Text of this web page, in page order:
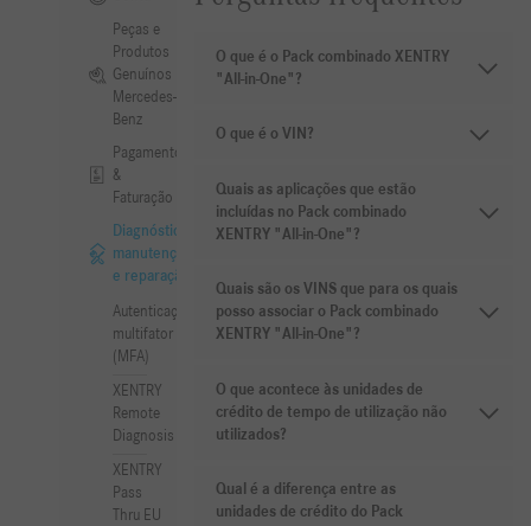
Peças e
Produtos
Genuínos
Mercedes-
Benz
Pagamento
&
Faturação
Diagnóstico,
manutenção
e reparação
Autenticação
multifator
(MFA)
XENTRY
Remote
Diagnosis
XENTRY
Pass
Thru EU
O que é o Pack combinado XENTRY
"All-in-One"?
O que é o VIN?
Quais as aplicações que estão
incluídas no Pack combinado
XENTRY "All-in-One"?
Quais são os VINS que para os quais
posso associar o Pack combinado
XENTRY "All-in-One"?
O que acontece às unidades de
crédito de tempo de utilização não
utilizados?
Qual é a diferença entre as
unidades de crédito do Pack